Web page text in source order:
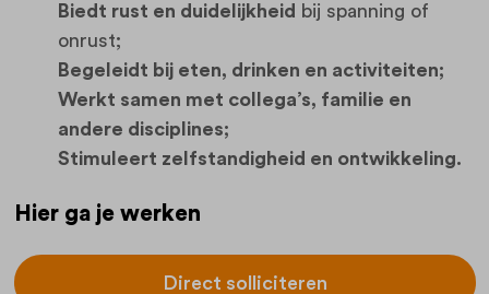
Biedt rust en duidelijkheid bij spanning of
onrust;
Begeleidt bij eten, drinken en activiteiten;
Werkt samen met collega’s, familie en
andere disciplines;
Stimuleert zelfstandigheid en ontwikkeling.
Hier ga je werken
Direct solliciteren